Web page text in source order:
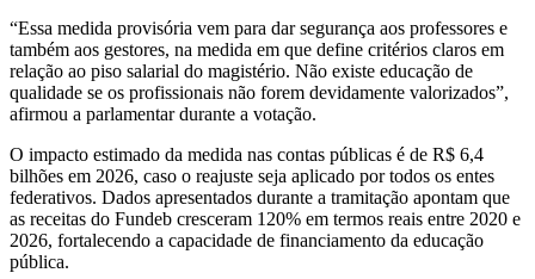
“Essa medida provisória vem para dar segurança aos professores e
também aos gestores, na medida em que define critérios claros em
relação ao piso salarial do magistério. Não existe educação de
qualidade se os profissionais não forem devidamente valorizados”,
afirmou a parlamentar durante a votação.
O impacto estimado da medida nas contas públicas é de R$ 6,4
bilhões em 2026, caso o reajuste seja aplicado por todos os entes
federativos. Dados apresentados durante a tramitação apontam que
as receitas do Fundeb cresceram 120% em termos reais entre 2020 e
2026, fortalecendo a capacidade de financiamento da educação
pública.